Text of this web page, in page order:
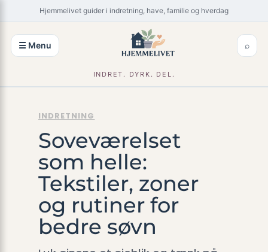
til
indhold
Hjemmelivet guider i indretning, have, familie og hverdag
☰ Menu ⌕
INDRET. DYRK. DEL.
INDRETNING
Soveværelset
som helle:
Tekstiler, zoner
og rutiner for
bedre søvn